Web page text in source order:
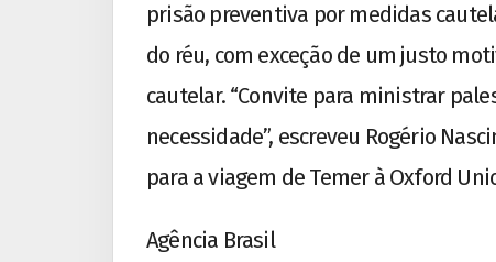
prisão preventiva por medidas
do réu, com exceção de um justo
cautelar. “Convite para ministrar
necessidade”, escreveu Rogério
para a viagem de Temer à Oxford
Agência Brasil